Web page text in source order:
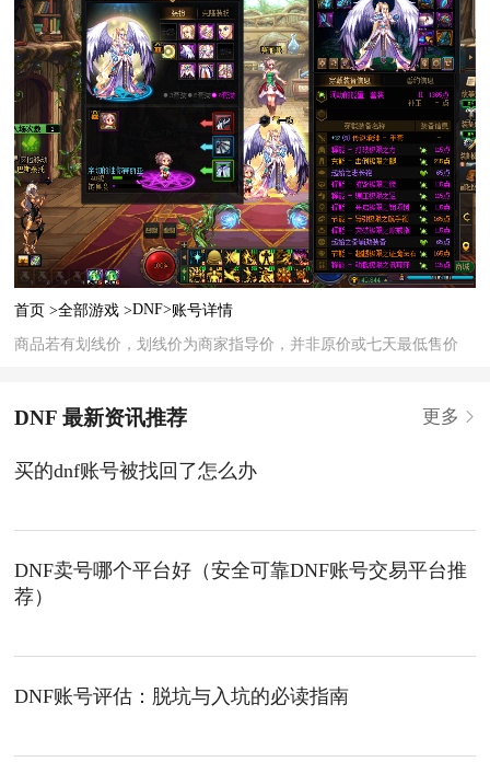
首页 >全部游戏 >DNF>账号详情
商品若有划线价，划线价为商家指导价，并非原价或七天最低售价
DNF 最新资讯推荐 更多
买的dnf账号被找回了怎么办
DNF卖号哪个平台好（安全可靠DNF账号交易平台推
荐）
DNF账号评估：脱坑与入坑的必读指南